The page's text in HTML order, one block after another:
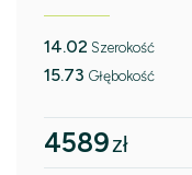
14.02 Szerokość
15.73 Głębokość
4589zł